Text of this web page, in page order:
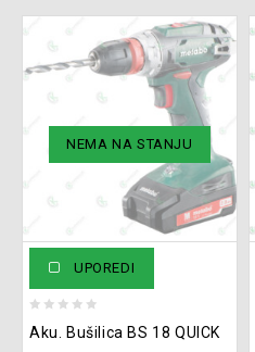
NEMA NA STANJU
UPOREDI
out
Aku. Bušilica BS 18 QUICK